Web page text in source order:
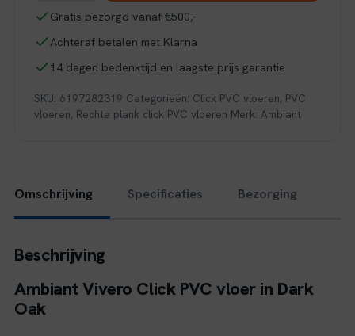
click
dark
oak
Gratis bezorgd vanaf €500,-
Achteraf betalen met Klarna
14 dagen bedenktijd en laagste prijs garantie
SKU: 6197282319 Categorieën: Click PVC vloeren, PVC
vloeren, Rechte plank click PVC vloeren Merk: Ambiant
Omschrijving Specificaties Bezorging
Beschrijving
Ambiant Vivero Click PVC vloer in Dark
Oak